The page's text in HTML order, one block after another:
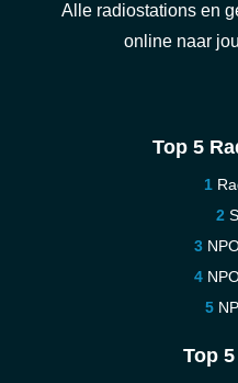
Alle radiostations en
online naar
Top 5
Top